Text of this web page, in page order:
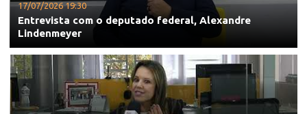
17/07/2026 19:30
Entrevista com o deputado federal, Alexandre
Lindenmeyer